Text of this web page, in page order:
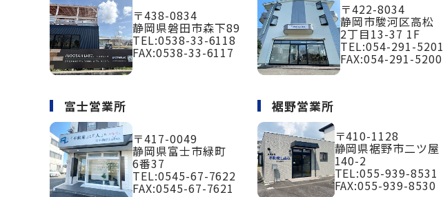
〒438-0834
静岡県磐田市森下89
TEL:0538-33-6118
FAX:0538-33-6117
〒422-8034
静岡市駿河区高松
2丁目13-37 1F
TEL:054-291-5201
FAX:054-291-5200
富士営業所
〒417-0049
静岡県富士市緑町
6番37
TEL:0545-67-7622
FAX:0545-67-7621
裾野営業所
〒410-1128
静岡県裾野市二ツ屋
140-2
TEL:055-939-8531
FAX:055-939-8530